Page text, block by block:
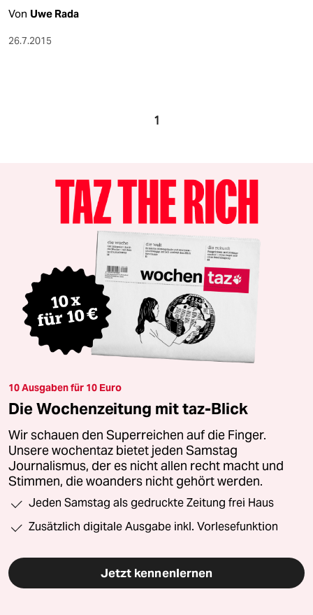
Von Uwe Rada
26.7.2015
1
10 Ausgaben für 10 Euro
Die Wochenzeitung mit taz-Blick
Wir schauen den Superreichen auf die Finger.
Unsere wochentaz bietet jeden Samstag
Journalismus, der es nicht allen recht macht und
Stimmen, die woanders nicht gehört werden.
Jeden Samstag als gedruckte Zeitung frei Haus
Zusätzlich digitale Ausgabe inkl. Vorlesefunktion
Jetzt kennenlernen